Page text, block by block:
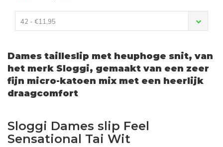
42 - €11,95
Dames tailleslip met heuphoge snit, van
het merk Sloggi, gemaakt van een zeer
fijn micro-katoen mix met een heerlijk
draagcomfort
Sloggi Dames slip Feel
Sensational Tai Wit